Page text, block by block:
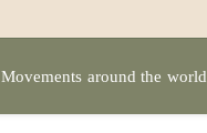
Movements around the world